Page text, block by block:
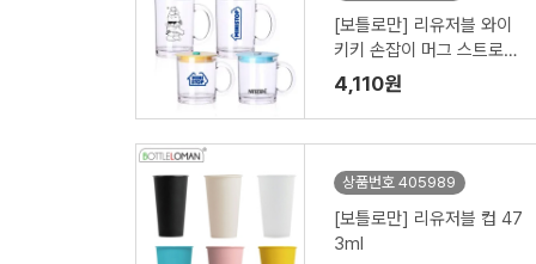
[보틀로만] 리유저블 와이
키키 손잡이 머그 스트로우
355,500ml
4,110원
상품번호 405989
[보틀로만] 리유저블 컵 47
3ml